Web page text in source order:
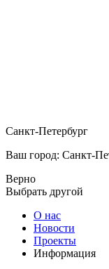
Санкт-Петербург
Ваш город: Санкт-
Верно
Выбрать другой
О нас
Новости
Проекты
Информация